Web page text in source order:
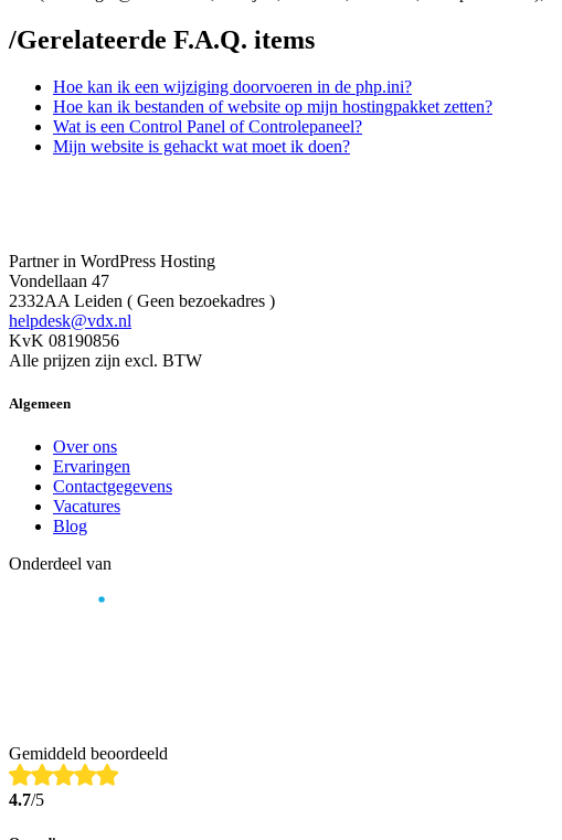
/Gerelateerde F.A.Q. items
Hoe kan ik een wijziging doorvoeren in de php.ini?
Hoe kan ik bestanden of website op mijn hostingpakket zetten?
Wat is een Control Panel of Controlepaneel?
Mijn website is gehackt wat moet ik doen?
Partner in WordPress Hosting
Vondellaan 47
2332AA Leiden ( Geen bezoekadres )
helpdesk@vdx.nl
KvK 08190856
Alle prijzen zijn excl. BTW
Algemeen
Over ons
Ervaringen
Contactgegevens
Vacatures
Blog
Onderdeel van
Gemiddeld beoordeeld
4.7/5